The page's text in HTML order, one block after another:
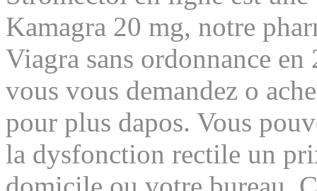
Kamagra 20 mg, notre
Viagra sans ordonnance
vous vous demandez o
pour plus dapos. Vous
la dysfonction rectile un